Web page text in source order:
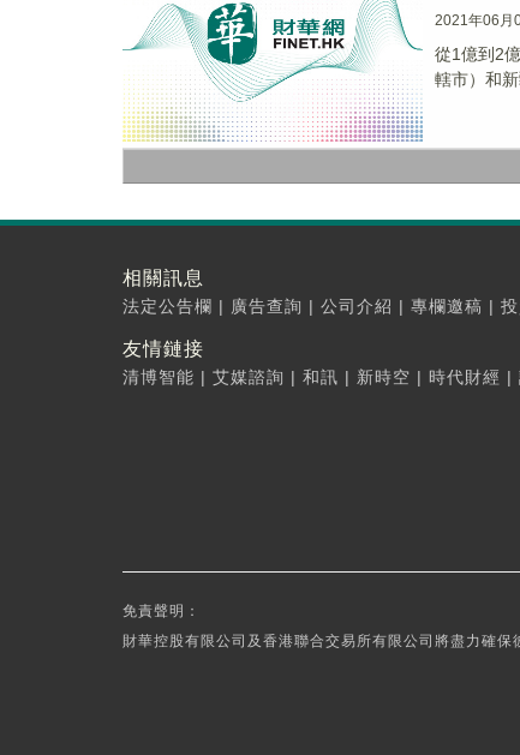
2021年06月
從1億到2
轄市）和
相關訊息
法定公告欄 | 廣告查詢 | 公司介紹 | 專欄邀稿 |
友情鏈接
清博智能 | 艾媒諮詢 | 和訊 | 新時空 | 時代財經 |
免責聲明：
財華控股有限公司及香港聯合交易所有限公司將盡力確